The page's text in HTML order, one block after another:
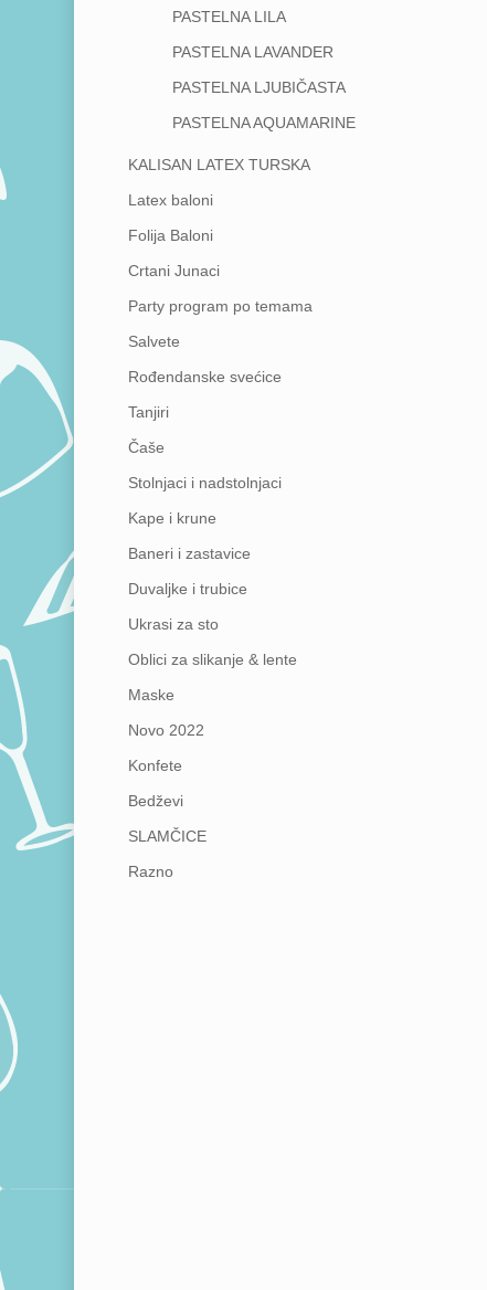
PASTELNA LILA
PASTELNA LAVANDER
PASTELNA LJUBIČASTA
PASTELNA AQUAMARINE
KALISAN LATEX TURSKA
Latex baloni
Folija Baloni
Crtani Junaci
Party program po temama
Salvete
Rođendanske svećice
Tanjiri
Čaše
Stolnjaci i nadstolnjaci
Kape i krune
Baneri i zastavice
Duvaljke i trubice
Ukrasi za sto
Oblici za slikanje & lente
Maske
Novo 2022
Konfete
Bedževi
SLAMČICE
Razno